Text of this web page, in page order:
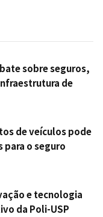
sobre seguros,
de
de veículos pode
o seguro
e tecnologia
da Poli-USP